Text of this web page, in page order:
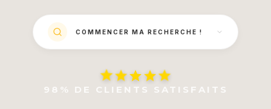
COMMENCER MA RECHERCHE !
98% DE CLIENTS SATISFAITS